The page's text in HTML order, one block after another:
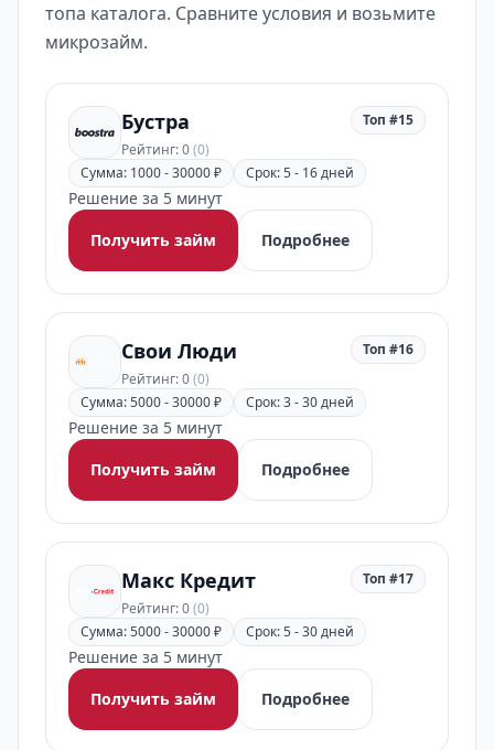
топа каталога. Сравните условия и возьмите
микрозайм.
Бустра
Рейтинг: 0(0)
Топ #15
Сумма: 1000 - 30000 ₽ Срок: 5 - 16 дней
Решение за 5 минут
Получить займ
Подробнее
Свои Люди
Рейтинг: 0(0)
Топ #16
Сумма: 5000 - 30000 ₽ Срок: 3 - 30 дней
Решение за 5 минут
Получить займ
Подробнее
Макс Кредит
Рейтинг: 0(0)
Топ #17
Сумма: 5000 - 30000 ₽ Срок: 5 - 30 дней
Решение за 5 минут
Получить займ
Подробнее